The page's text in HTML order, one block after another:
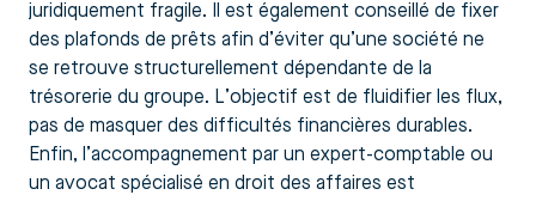
juridiquement fragile. Il est également conseillé de fixer
des plafonds de prêts afin d’éviter qu’une société ne
se retrouve structurellement dépendante de la
trésorerie du groupe. L’objectif est de fluidifier les flux,
pas de masquer des difficultés financières durables.
Enfin, l’accompagnement par un expert-comptable ou
un avocat spécialisé en droit des affaires est